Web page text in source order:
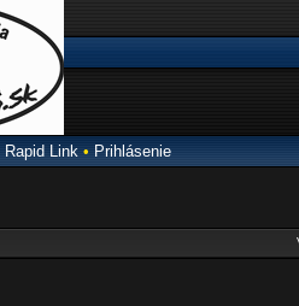
Rapid Link • Prihlásenie